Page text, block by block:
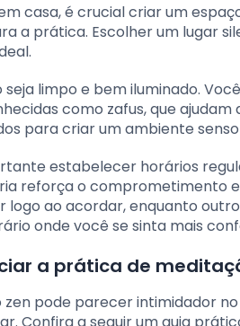
casa, é crucial criar um
a prática. Escolher um lugar
limpo e bem iluminado.
como zafus, que
para criar um ambiente
estabelecer horários
reforça o comprometimento
ao acordar, enquanto
onde você se sinta mais
a prática de
pode parecer intimidador